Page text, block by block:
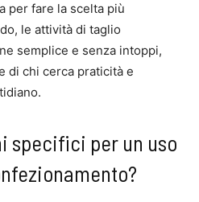
per fare la scelta più
le attività di taglio
semplice e senza intoppi,
di chi cerca praticità e
specifici per un uso